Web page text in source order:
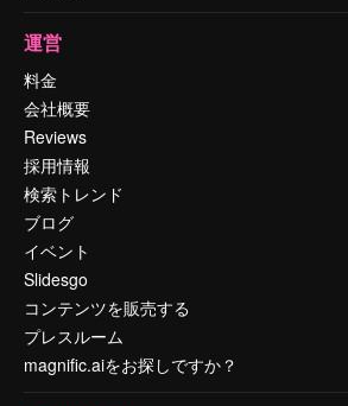
運営
料金
会社概要
Reviews
採用情報
検索トレンド
ブログ
イベント
Slidesgo
コンテンツを販売する
プレスルーム
magnific.aiをお探しですか？